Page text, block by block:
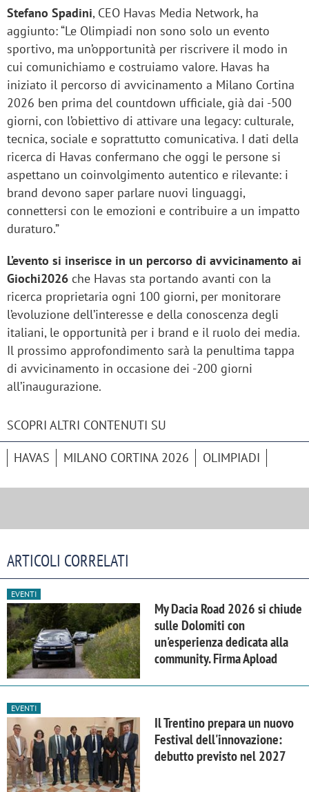
Stefano Spadini, CEO Havas Media Network, ha
aggiunto: “Le Olimpiadi non sono solo un evento
sportivo, ma un’opportunità per riscrivere il modo in
cui comunichiamo e costruiamo valore. Havas ha
iniziato il percorso di avvicinamento a Milano Cortina
2026 ben prima del countdown ufficiale, già dai -500
giorni, con l’obiettivo di attivare una legacy: culturale,
tecnica, sociale e soprattutto comunicativa. I dati della
ricerca di Havas confermano che oggi le persone si
aspettano un coinvolgimento autentico e rilevante: i
brand devono saper parlare nuovi linguaggi,
connettersi con le emozioni e contribuire a un impatto
duraturo.”
L’evento si inserisce in un percorso di avvicinamento ai
Giochi2026 che Havas sta portando avanti con la
ricerca proprietaria ogni 100 giorni, per monitorare
l’evoluzione dell’interesse e della conoscenza degli
italiani, le opportunità per i brand e il ruolo dei media.
Il prossimo approfondimento sarà la penultima tappa
di avvicinamento in occasione dei -200 giorni
all’inaugurazione.
SCOPRI ALTRI CONTENUTI SU
HAVAS MILANO CORTINA 2026 OLIMPIADI
ARTICOLI CORRELATI
EVENTI
My Dacia Road 2026 si chiude
sulle Dolomiti con
un'esperienza dedicata alla
community. Firma Apload
EVENTI
Il Trentino prepara un nuovo
Festival dell'innovazione:
debutto previsto nel 2027